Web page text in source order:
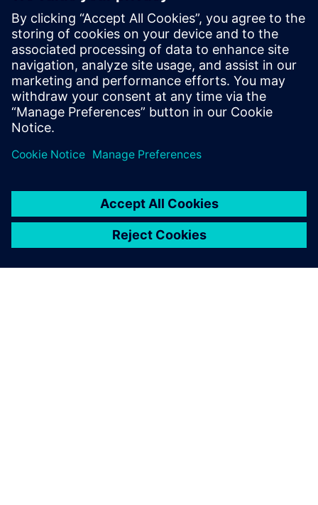
Opcenter zajednica
Pridružite se razgovoru ili dobijte odgovore na sva pitanja o
softveru Opcenter.
Posetite zajednicu